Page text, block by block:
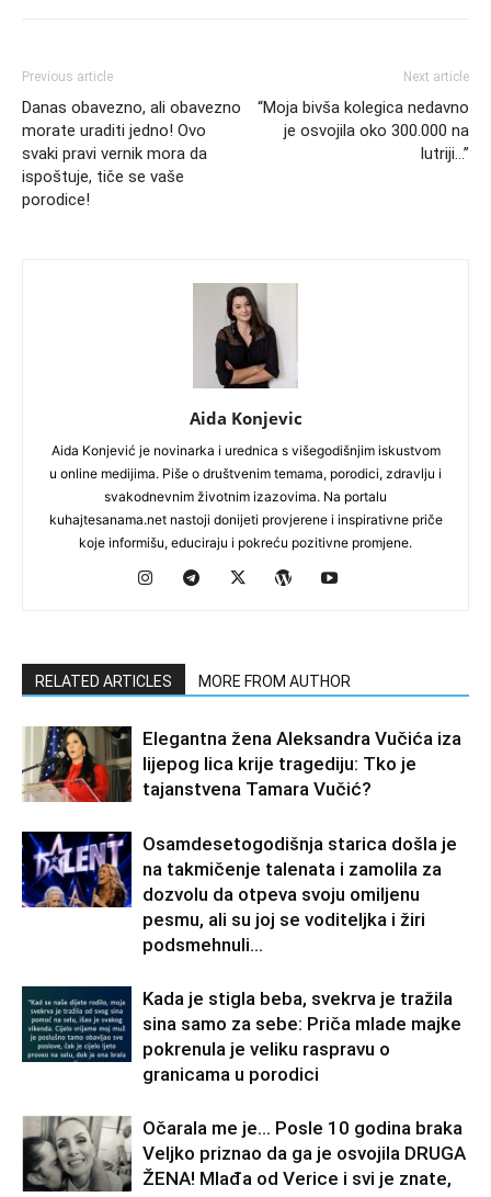
Previous article
Danas obavezno, ali obavezno
morate uraditi jedno! Ovo
svaki pravi vernik mora da
ispoštuje, tiče se vaše
porodice!
Next article
“Moja bivša kolegica nedavno
je osvojila oko 300.000 na
lutriji…”
Aida Konjevic
Aida Konjević je novinarka i urednica s višegodišnjim iskustvom
u online medijima. Piše o društvenim temama, porodici, zdravlju i
svakodnevnim životnim izazovima. Na portalu
kuhajtesanama.net nastoji donijeti provjerene i inspirativne priče
koje informišu, educiraju i pokreću pozitivne promjene.
RELATED ARTICLES MORE FROM AUTHOR
Elegantna žena Aleksandra Vučića iza
lijepog lica krije tragediju: Tko je
tajanstvena Tamara Vučić?
Osamdesetogodišnja starica došla je
na takmičenje talenata i zamolila za
dozvolu da otpeva svoju omiljenu
pesmu, ali su joj se voditeljka i žiri
podsmehnuli...
Kada je stigla beba, svekrva je tražila
sina samo za sebe: Priča mlade majke
pokrenula je veliku raspravu o
granicama u porodici
Očarala me je… Posle 10 godina braka
Veljko priznao da ga je osvojila DRUGA
ŽENA! Mlađa od Verice i svi je znate,